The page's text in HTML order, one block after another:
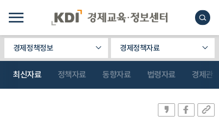
경제정책정보 경제정책자료
최신자료 정책자료 동향자료 법령자료 경제관